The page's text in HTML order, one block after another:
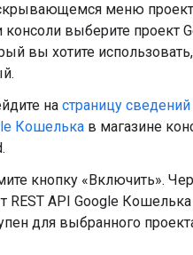
меню
консоли выберите проект
вы хотите
на страницу
Кошелька в магазине
кнопку «Включить».
REST API Google Кошелька
для выбранного